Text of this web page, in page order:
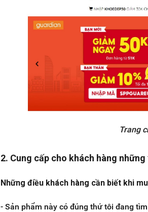
Trang
2. Cung cấp cho khách hàng
Những điều khách hàng cần biết khi
- Sản phẩm này có đúng thứ tôi đang